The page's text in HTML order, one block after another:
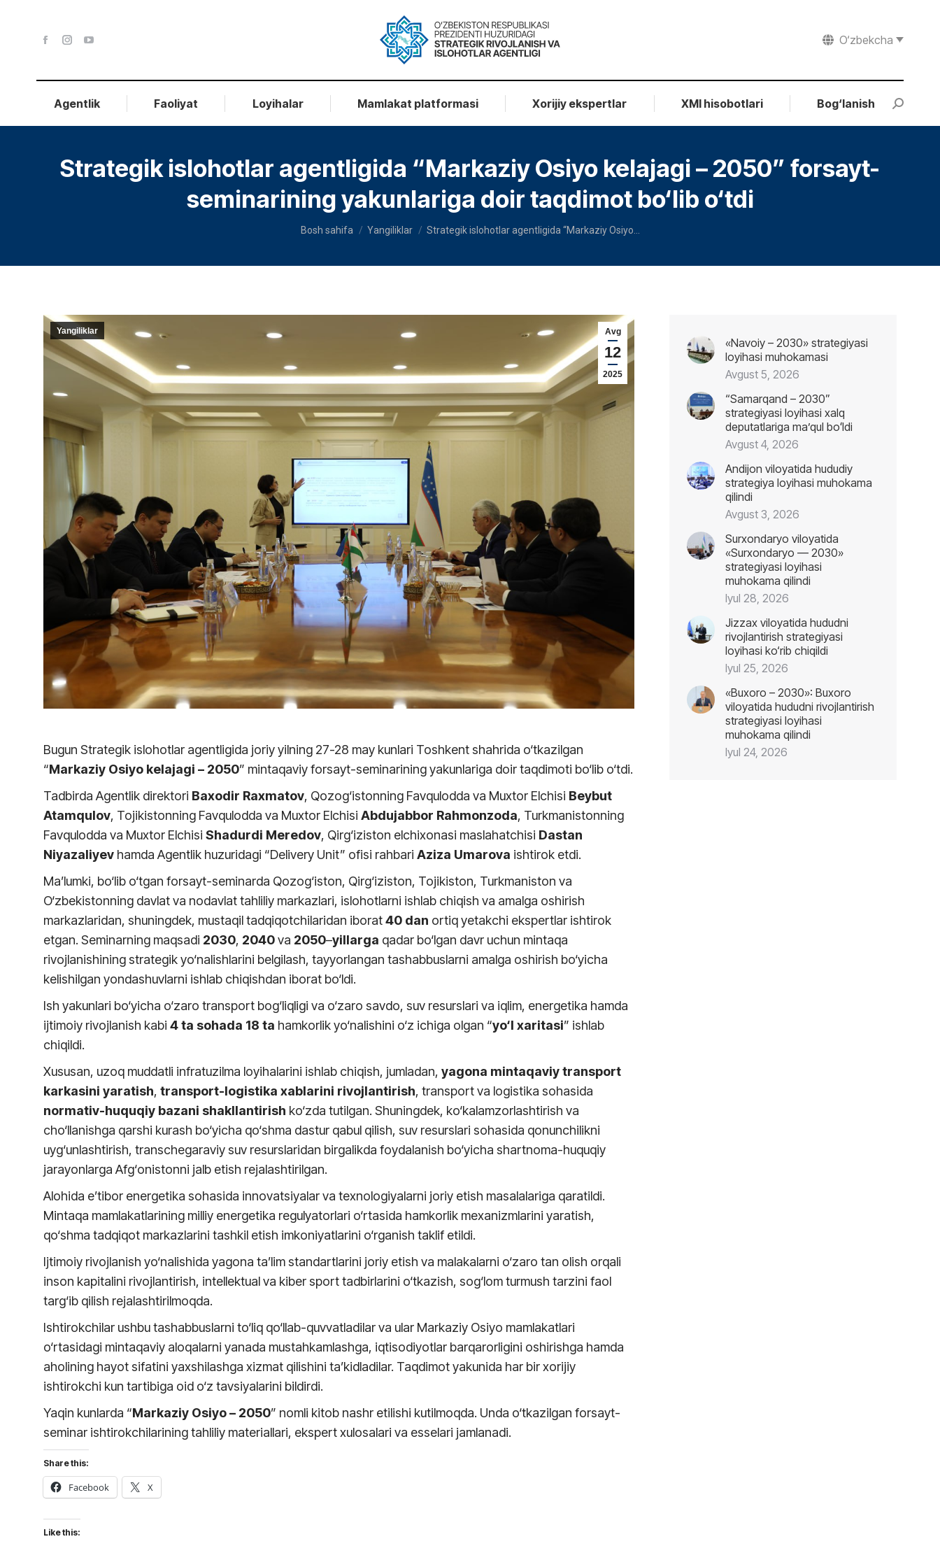
O‘zbekcha
Agentlik Faoliyat Loyihalar Mamlakat platformasi Xorijiy ekspertlar XMI hisobotlari Bog‘lanish Search:
Strategik islohotlar agentligida “Markaziy Osiyo kelajagi – 2050” forsayt-
seminarining yakunlariga doir taqdimot bo‘lib o‘tdi
You are here:
Bosh sahifa Yangiliklar Strategik islohotlar agentligida “Markaziy Osiyo…
Avg
12
2025
Yangiliklar
Bugun Strategik islohotlar agentligida joriy yilning 27-28 may kunlari Toshkent shahrida o‘tkazilgan
“Markaziy Osiyo kelajagi – 2050” mintaqaviy forsayt-seminarining yakunlariga doir taqdimoti bo‘lib o‘tdi.
Tadbirda Agentlik direktori Baxodir Raxmatov, Qozog‘istonning Favqulodda va Muxtor Elchisi Beybut
Atamqulov, Tojikistonning Favqulodda va Muxtor Elchisi Abdujabbor Rahmonzoda, Turkmanistonning
Favqulodda va Muxtor Elchisi Shadurdi Meredov, Qirg‘iziston elchixonasi maslahatchisi Dastan
Niyazaliyev hamda Agentlik huzuridagi “Delivery Unit” ofisi rahbari Aziza Umarova ishtirok etdi.
Ma’lumki, bo‘lib o‘tgan forsayt-seminarda Qozog‘iston, Qirg‘iziston, Tojikiston, Turkmaniston va
O‘zbekistonning davlat va nodavlat tahliliy markazlari, islohotlarni ishlab chiqish va amalga oshirish
markazlaridan, shuningdek, mustaqil tadqiqotchilaridan iborat40 dan ortiq yetakchi ekspertlar ishtirok
etgan. Seminarning maqsadi 2030, 2040va 2050–yillarga qadar bo‘lgan davr uchun mintaqa
rivojlanishining strategik yo‘nalishlarini belgilash, tayyorlangan tashabbuslarni amalga oshirish bo‘yicha
kelishilgan yondashuvlarni ishlab chiqishdan iborat bo‘ldi.
Ish yakunlari bo‘yicha o‘zaro transport bog‘liqligi va o‘zaro savdo, suv resurslari va iqlim, energetika hamda
ijtimoiy rivojlanish kabi 4 ta sohada 18 ta hamkorlik yo‘nalishini o‘z ichiga olgan “yo‘l xaritasi” ishlab
chiqildi.
Xususan, uzoq muddatli infratuzilma loyihalarini ishlab chiqish, jumladan, yagona mintaqaviy transport
karkasini yaratish, transport-logistika xablarini rivojlantirish, transport va logistika sohasida
normativ-huquqiy bazani shakllantirish ko‘zda tutilgan. Shuningdek, ko‘kalamzorlashtirish va
cho‘llanishga qarshi kurash bo‘yicha qo‘shma dastur qabul qilish, suv resurslari sohasida qonunchilikni
uyg‘unlashtirish, transchegaraviy suv resurslaridan birgalikda foydalanish bo‘yicha shartnoma-huquqiy
jarayonlarga Afg‘onistonni jalb etish rejalashtirilgan.
Alohida e’tibor energetika sohasida innovatsiyalar va texnologiyalarni joriy etish masalalariga qaratildi.
Mintaqa mamlakatlarining milliy energetika regulyatorlari o‘rtasida hamkorlik mexanizmlarini yaratish,
qo‘shma tadqiqot markazlarini tashkil etish imkoniyatlarini o‘rganish taklif etildi.
Ijtimoiy rivojlanish yo‘nalishida yagona ta’lim standartlarini joriy etish va malakalarni o‘zaro tan olish orqali
inson kapitalini rivojlantirish, intellektual va kiber sport tadbirlarini o‘tkazish, sog‘lom turmush tarzini faol
targ‘ib qilish rejalashtirilmoqda.
Ishtirokchilar ushbu tashabbuslarni to‘liq qo‘llab-quvvatladilar va ular Markaziy Osiyo mamlakatlari
o‘rtasidagi mintaqaviy aloqalarni yanada mustahkamlashga, iqtisodiyotlar barqarorligini oshirishga hamda
aholining hayot sifatini yaxshilashga xizmat qilishini ta’kidladilar. Taqdimot yakunida har bir xorijiy
ishtirokchi kun tartibiga oid o‘z tavsiyalarini bildirdi.
Yaqin kunlarda “Markaziy Osiyo – 2050” nomli kitob nashr etilishi kutilmoqda. Unda o‘tkazilgan forsayt-
seminar ishtirokchilarining tahliliy materiallari, ekspert xulosalari va esselari jamlanadi.
Share this:
Facebook X
Like this:
«Navoiy – 2030» strategiyasi
loyihasi muhokamasi
Avgust 5, 2026
“Samarqand – 2030”
strategiyasi loyihasi xalq
deputatlariga maʼqul boʻldi
Avgust 4, 2026
Andijon viloyatida hududiy
strategiya loyihasi muhokama
qilindi
Avgust 3, 2026
Surxondaryo viloyatida
«Surxondaryo — 2030»
strategiyasi loyihasi
muhokama qilindi
Iyul 28, 2026
Jizzax viloyatida hududni
rivojlantirish strategiyasi
loyihasi ko‘rib chiqildi
Iyul 25, 2026
«Buxoro – 2030»: Buxoro
viloyatida hududni rivojlantirish
strategiyasi loyihasi
muhokama qilindi
Iyul 24, 2026